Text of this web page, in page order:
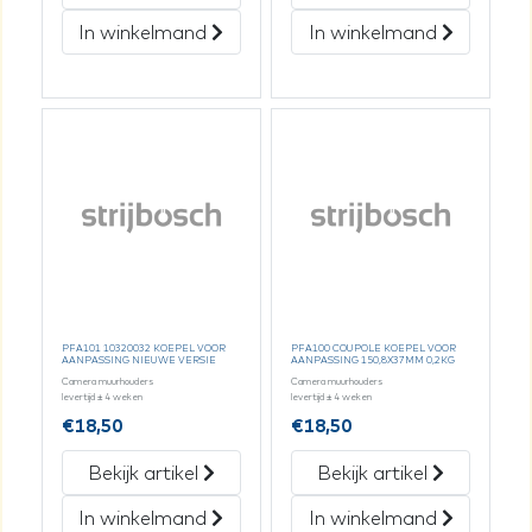
In winkelmand
In winkelmand
PFA101 10320032 KOEPEL VOOR
AANPASSING NIEUWE VERSIE
Camera muurhouders
levertijd ± 4 weken
€18,50
Bekijk artikel
In winkelmand
PFA100 COUPOLE KOEPEL VOOR
AANPASSING 150,8X37MM 0,2KG
Camera muurhouders
levertijd ± 4 weken
€18,50
Bekijk artikel
In winkelmand